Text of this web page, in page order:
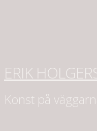
ERIK
Konst på